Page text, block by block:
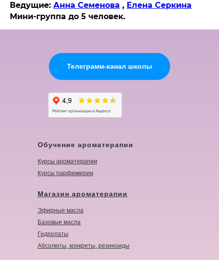
Ведущие: Анна Семенова , Елена Серкина
Мини-группа до 5 человек.
Обучение ароматерапии
Курсы ароматерапии
Курсы парфюмерии
Магазин ароматерапии
Эфирные масла
Базовые масла
Гидролаты
Абсолюты, конкреты, резиноиды
Телеграмм-канал школы